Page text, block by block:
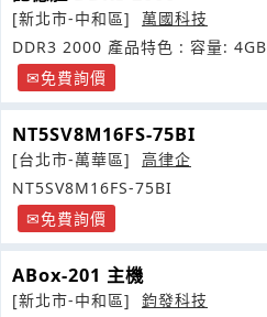
[新北市-中和區]
萬國科技
DDR3 2000 產品特色 : 容量: 4GB
免費詢價
NT5SV8M16FS-75BI
[台北市-萬華區]
高律企
NT5SV8M16FS-75BI
免費詢價
ABox-201 主機
[新北市-中和區]
鈞發科技